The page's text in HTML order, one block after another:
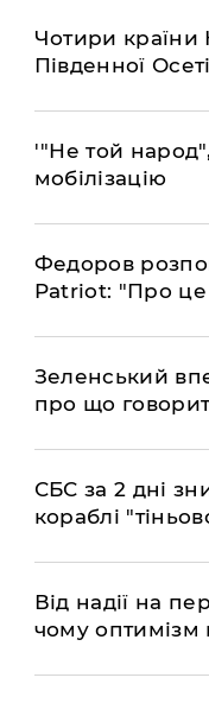
​Чотири країни
Південної
​'"Не той
мобілізацію
​Федоров
Patriot: "Про це
​Зеленський
про що
​СБС за 2 дні
кораблі
​Від надії на
чому оптимізм